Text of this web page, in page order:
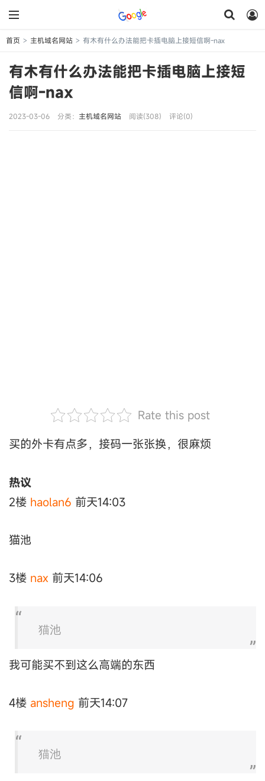
首页 > 主机域名网站 > 有木有什么办法能把卡插电脑上接短信啊-nax
有木有什么办法能把卡插电脑上接短
信啊-nax
2023-03-06 分类： 主机域名网站 阅读(308) 评论(0)
Rate this post
买的外卡有点多，接码一张张换，很麻烦
热议
2楼 haolan6 前天14:03
猫池
3楼 nax 前天14:06
猫池
我可能买不到这么高端的东西
4楼 ansheng 前天14:07
猫池